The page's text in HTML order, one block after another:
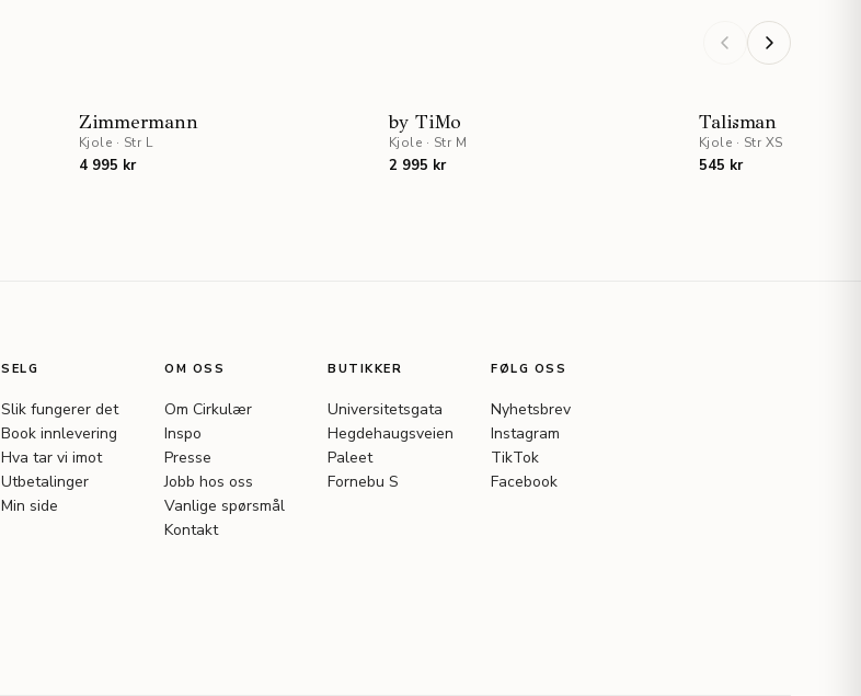
Zimmermann
Kjole · Str L
4 995 kr
by TiMo
Kjole · Str M
2 995 kr
Talisman
Kjole · Str XS
545 kr
SELG
Slik fungerer det
Book innlevering
Hva tar vi imot
Utbetalinger
Min side
OM OSS
Om Cirkulær
Inspo
Presse
Jobb hos oss
Vanlige spørsmål
Kontakt
BUTIKKER
Universitetsgata
Hegdehaugsveien
Paleet
Fornebu S
FØLG OSS
Nyhetsbrev
Instagram
TikTok
Facebook